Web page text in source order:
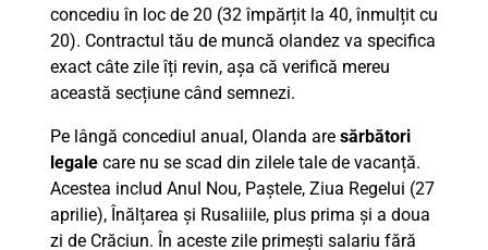
concediu în loc de 20 (32 împărțit la 40, înmulțit cu
20). Contractul tău de muncă olandez va specifica
exact câte zile îți revin, așa că verifică mereu
această secțiune când semnezi.
Pe lângă concediul anual, Olanda are sărbători
legale care nu se scad din zilele tale de vacanță.
Acestea includ Anul Nou, Paștele, Ziua Regelui (27
aprilie), Înălțarea și Rusaliile, plus prima și a doua
zi de Crăciun. În aceste zile primești salariu fără